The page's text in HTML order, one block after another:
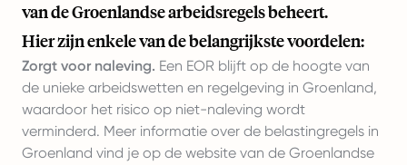
van de Groenlandse arbeidsregels beheert.
Hier zijn enkele van de belangrijkste voordelen:
Zorgt voor naleving. Een EOR blijft op de hoogte van
de unieke arbeidswetten en regelgeving in Groenland,
waardoor het risico op niet-naleving wordt
verminderd. Meer informatie over de belastingregels in
Groenland vind je op de website van de Groenlandse